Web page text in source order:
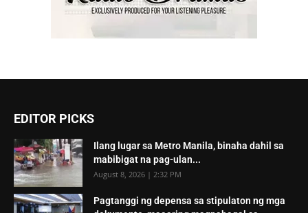
EDITOR PICKS
Ilang lugar sa Metro Manila, binaha dahil sa
mabibigat na pag-ulan...
August 8, 2026 | 2:32 PM
Pagtanggi ng depensa sa stipulaton ng mga